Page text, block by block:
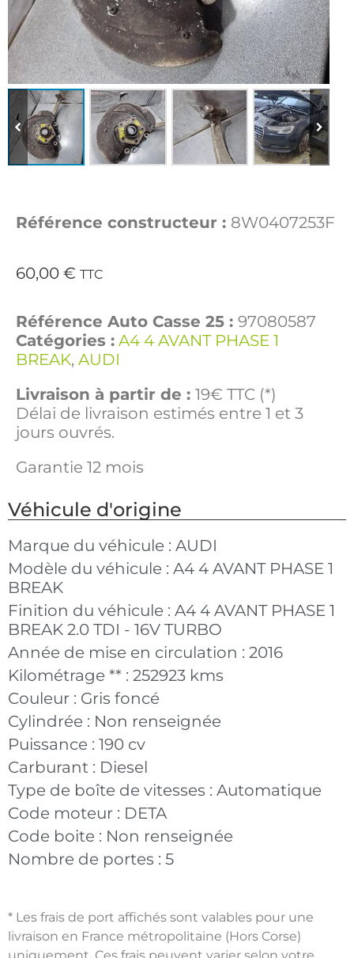
Référence constructeur : 8W0407253F
60,00 € TTC
Référence Auto Casse 25 : 97080587
Catégories : A4 4 AVANT PHASE 1
BREAK, AUDI
Livraison à partir de : 19€ TTC (*)
Délai de livraison estimés entre 1 et 3
jours ouvrés.
Garantie 12 mois
Véhicule d'origine
Marque du véhicule : AUDI
Modèle du véhicule : A4 4 AVANT PHASE 1
BREAK
Finition du véhicule : A4 4 AVANT PHASE 1
BREAK 2.0 TDI - 16V TURBO
Année de mise en circulation : 2016
Kilométrage ** : 252923 kms
Couleur : Gris foncé
Cylindrée : Non renseignée
Puissance : 190 cv
Carburant : Diesel
Type de boîte de vitesses : Automatique
Code moteur : DETA
Code boite : Non renseignée
Nombre de portes : 5
* Les frais de port affichés sont valables pour une
livraison en France métropolitaine (Hors Corse)
uniquement. Ces frais peuvent varier selon votre